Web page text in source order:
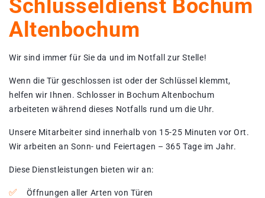
Schlüsseldienst Bochum
Altenbochum
Wir sind immer für Sie da und im Notfall zur Stelle!
Wenn die Tür geschlossen ist oder der Schlüssel klemmt,
helfen wir Ihnen. Schlosser in Bochum Altenbochum
arbeiteten während dieses Notfalls rund um die Uhr.
Unsere Mitarbeiter sind innerhalb von 15-25 Minuten vor Ort.
Wir arbeiten an Sonn- und Feiertagen – 365 Tage im Jahr.
Diese Dienstleistungen bieten wir an:
Öffnungen aller Arten von Türen